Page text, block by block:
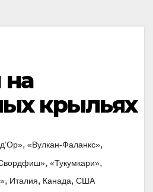
на
крыльях
, «Вулкан-Фаланкс»,
, «Тукумкари»,
, Италия, Канада, США